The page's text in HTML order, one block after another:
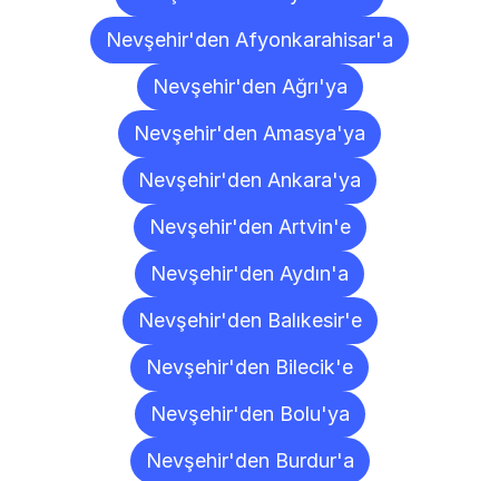
Nevşehir'den Afyonkarahisar'a
Nevşehir'den Ağrı'ya
Nevşehir'den Amasya'ya
Nevşehir'den Ankara'ya
Nevşehir'den Artvin'e
Nevşehir'den Aydın'a
Nevşehir'den Balıkesir'e
Nevşehir'den Bilecik'e
Nevşehir'den Bolu'ya
Nevşehir'den Burdur'a